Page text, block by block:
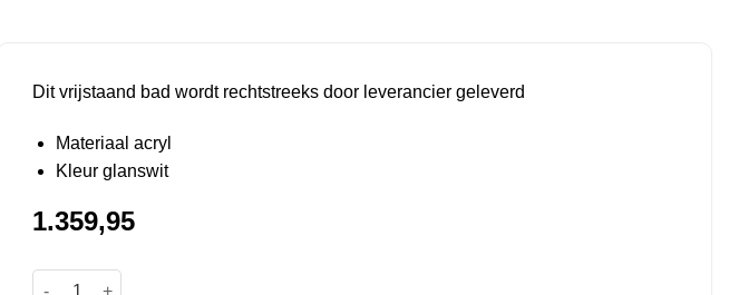
Dit vrijstaand bad wordt rechtstreeks door leverancier geleverd
Materiaal acryl
Kleur glanswit
1.359,95
Bad vrijstaand ligbad Bomber aantal